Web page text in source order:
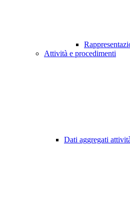
Attività e procedimenti
Dati aggregati